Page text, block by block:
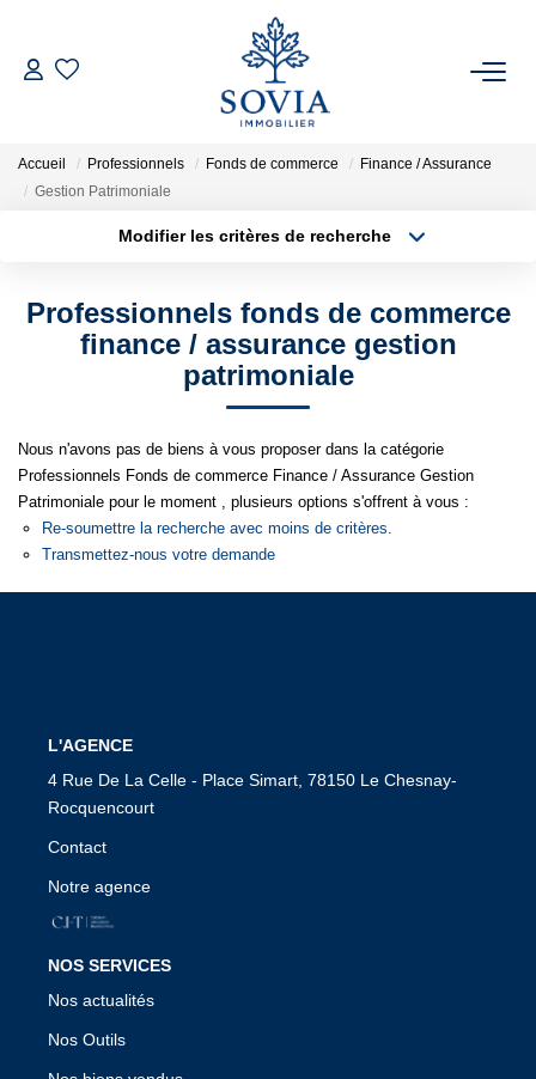
ACHETER
FAIRE GÉRER
NOTRE AGENCE
Qui Sommes Nous
Notre Équipe
Nous Rejoindre
Accueil Professionnels Fonds de commerce
Finance / Assurance
Gestion Patrimoniale
Modifier les critères de recherche
Type de bien
Budget max Plus de critères
Professionnels fonds de commerce
finance / assurance gestion
patrimoniale
Nous n'avons pas de biens à vous proposer dans la catégorie
Professionnels Fonds de commerce Finance / Assurance Gestion
Patrimoniale pour le moment , plusieurs options s'offrent à vous :
Re-soumettre la recherche avec moins de critères.
Transmettez-nous votre demande
L'AGENCE
4 Rue De La Celle - Place Simart, 78150 Le Chesnay-
Rocquencourt
Contact
Notre agence
NOS SERVICES
Nos actualités
Nos Outils